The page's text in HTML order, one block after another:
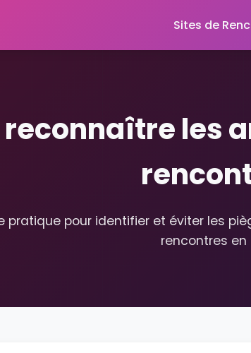
Sites de
les
pratique pour identifier et éviter les
rencontres en